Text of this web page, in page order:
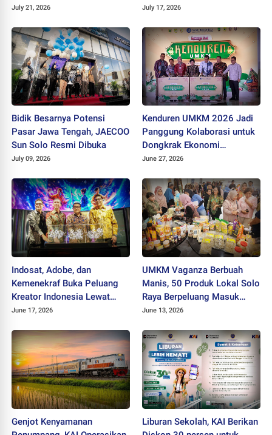
dan Berkembang
July 21, 2026
Rukun Ladies
July 17, 2026
Bidik Besarnya Potensi
Pasar Jawa Tengah, JAECOO
Sun Solo Resmi Dibuka
July 09, 2026
Kenduren UMKM 2026 Jadi
Panggung Kolaborasi untuk
Dongkrak Ekonomi
Kerakyatan
June 27, 2026
Indosat, Adobe, dan
Kemenekraf Buka Peluang
Kreator Indonesia Lewat
Teknologi AI
June 17, 2026
UMKM Vaganza Berbuah
Manis, 50 Produk Lokal Solo
Raya Berpeluang Masuk
Jaringan Ritel Nasional
June 13, 2026
Genjot Kenyamanan
Liburan Sekolah, KAI Berikan